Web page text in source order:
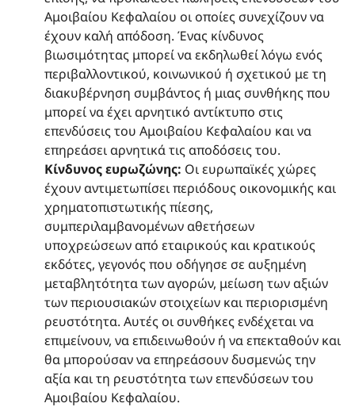
Αμοιβαίου Κεφαλαίου οι οποίες συνεχίζουν να
έχουν καλή απόδοση. Ένας κίνδυνος
βιωσιμότητας μπορεί να εκδηλωθεί λόγω ενός
περιβαλλοντικού, κοινωνικού ή σχετικού με τη
διακυβέρνηση συμβάντος ή μιας συνθήκης που
μπορεί να έχει αρνητικό αντίκτυπο στις
επενδύσεις του Αμοιβαίου Κεφαλαίου και να
επηρεάσει αρνητικά τις αποδόσεις του.
Κίνδυνος ευρωζώνης: Οι ευρωπαϊκές χώρες
έχουν αντιμετωπίσει περιόδους οικονομικής και
χρηματοπιστωτικής πίεσης,
συμπεριλαμβανομένων αθετήσεων
υποχρεώσεων από εταιρικούς και κρατικούς
εκδότες, γεγονός που οδήγησε σε αυξημένη
μεταβλητότητα των αγορών, μείωση των αξιών
των περιουσιακών στοιχείων και περιορισμένη
ρευστότητα. Αυτές οι συνθήκες ενδέχεται να
επιμείνουν, να επιδεινωθούν ή να επεκταθούν και
θα μπορούσαν να επηρεάσουν δυσμενώς την
αξία και τη ρευστότητα των επενδύσεων του
Αμοιβαίου Κεφαλαίου.